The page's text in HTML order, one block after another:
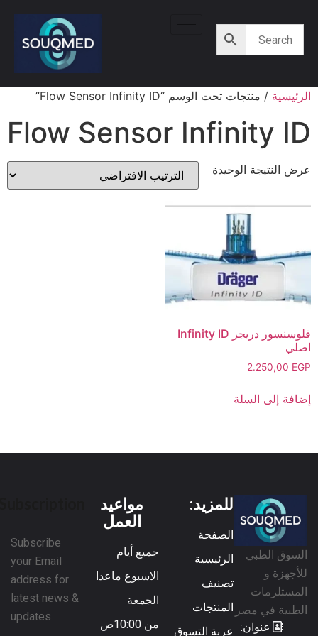
الرئيسية/ منتجات تحت الوسم “Flow Sensor Infinity ID”
Flow Sensor Infinity ID
عرض النتيجة الوحيدة
فلوسنسور دريجر Infinity ID
اصلي
2.250,00EGP
إضافة إلى السلة
السوق الطبي
للأجهزة و
المستلزمات
الطبية في مصر
عنوان:
للمزيد:
الصفحة
الرئيسية
تصنيف
المنتجات
عربة التسوق
مواعيد
العمل
جميع أيام
الاسبوع ماعدا
الجمعة
من 10:00ص
Subscribe
your Email
address for
latest news &
updates